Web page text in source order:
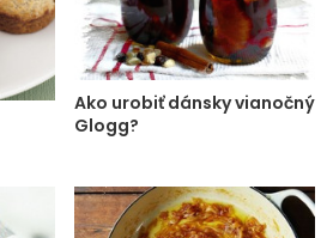
Ako urobiť dánsky vianočný
Glogg?